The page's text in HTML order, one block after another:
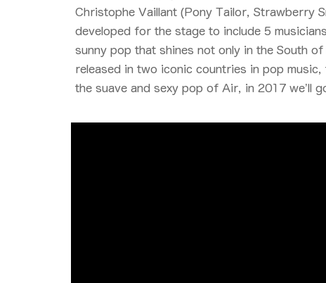
Christophe Vaillant (Pony Tailor, Strawberry
developed for the stage to include 5
sunny pop that shines not only in the South
released in two iconic countries in pop
the suave and sexy pop of Air, in 2017 we’ll